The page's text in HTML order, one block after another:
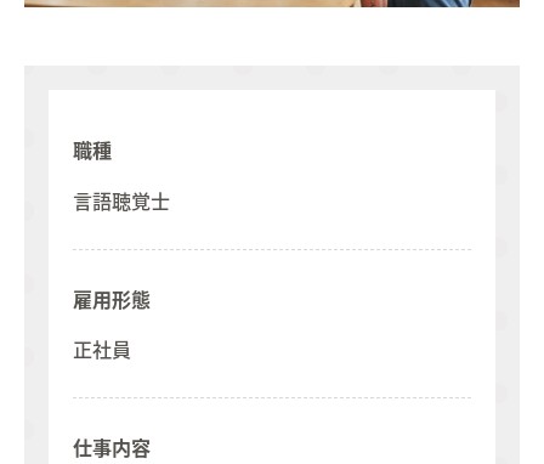
08. Information
職種
言語聴覚士
雇用形態
正社員
仕事内容